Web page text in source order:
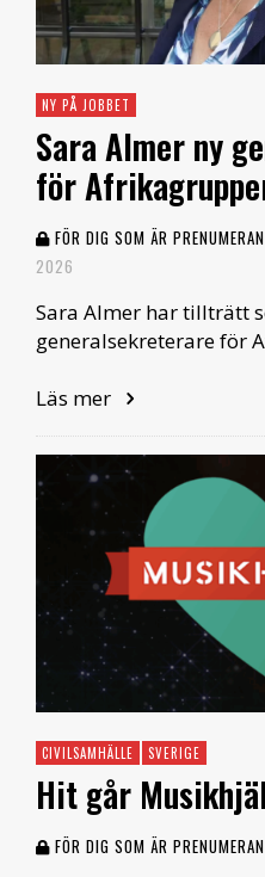
NY PÅ JOBBET
Sara Almer ny
för
FÖR DIG SOM ÄR
2026
Sara Almer har tillträtt
generalsekreterare för
Läs mer
CIVILSAMHÄLLE SVERIGE
Hit går
FÖR DIG SOM ÄR